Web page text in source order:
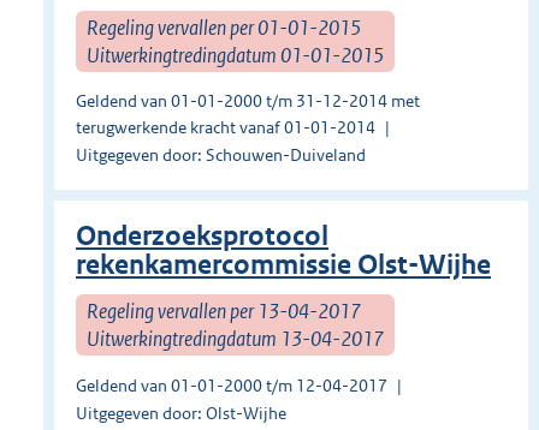
Regeling vervallen per 01-01-2015
Uitwerkingtredingdatum 01-01-2015
Geldend van 01-01-2000 t/m 31-12-2014 met
terugwerkende kracht vanaf 01-01-2014
Uitgegeven door: Schouwen-Duiveland
Onderzoeksprotocol
rekenkamercommissie Olst-Wijhe
Regeling vervallen per 13-04-2017
Uitwerkingtredingdatum 13-04-2017
Geldend van 01-01-2000 t/m 12-04-2017
Uitgegeven door: Olst-Wijhe